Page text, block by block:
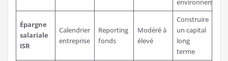
environnement
Épargne
salariale
ISR
Calendrier
entreprise
Reporting
fonds
Modéré à
élevé
Construire
un capital
long
terme